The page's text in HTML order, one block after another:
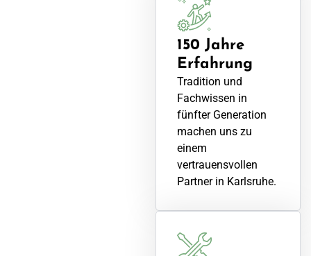
150 Jahre
Erfahrung
Tradition und
Fachwissen in
fünfter Generation
machen uns zu
einem
vertrauensvollen
Partner in Karlsruhe.